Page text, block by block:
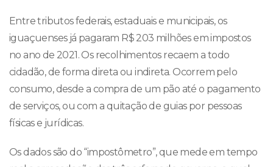
Entre tributos federais, estaduais e municipais, os
iguaçuenses já pagaram R$ 203 milhões em impostos
no ano de 2021. Os recolhimentos recaem a todo
cidadão, de forma direta ou indireta. Ocorrem pelo
consumo, desde a compra de um pão até o pagamento
de serviços, ou com a quitação de guias por pessoas
físicas e jurídicas.
Os dados são do “impostômetro”, que mede em tempo